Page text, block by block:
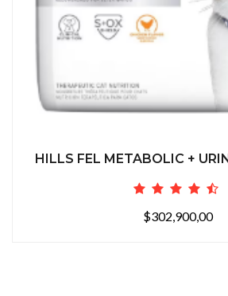
HILLS FEL METABOLIC +
$302,900,00